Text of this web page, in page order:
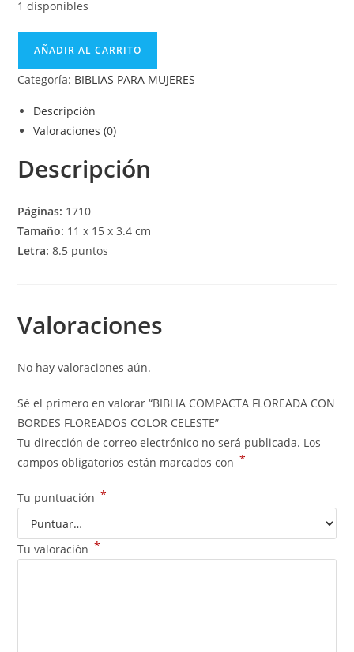
1 disponibles
AÑADIR AL CARRITO
Categoría: BIBLIAS PARA MUJERES
Descripción
Valoraciones (0)
Descripción
Páginas: 1710
Tamaño: 11 x 15 x 3.4 cm
Letra: 8.5 puntos
Valoraciones
No hay valoraciones aún.
Sé el primero en valorar “BIBLIA COMPACTA FLOREADA CON
BORDES FLOREADOS COLOR CELESTE”
Tu dirección de correo electrónico no será publicada. Los
campos obligatorios están marcados con *
Tu puntuación *
Tu valoración *